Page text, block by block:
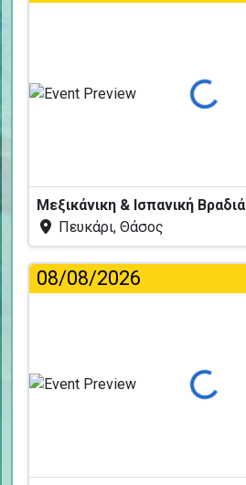
Φόρτωση...
Μεξικάνικη & Ισπανική Βραδιά
Πευκάρι, Θάσος
08/08/2026
Φόρτωση...